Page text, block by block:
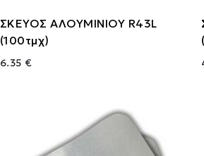
ΣΚΕΥΟΣ ΑΛΟΥΜΙΝΙΟΥ R43L
(100τμχ)
6.35 €